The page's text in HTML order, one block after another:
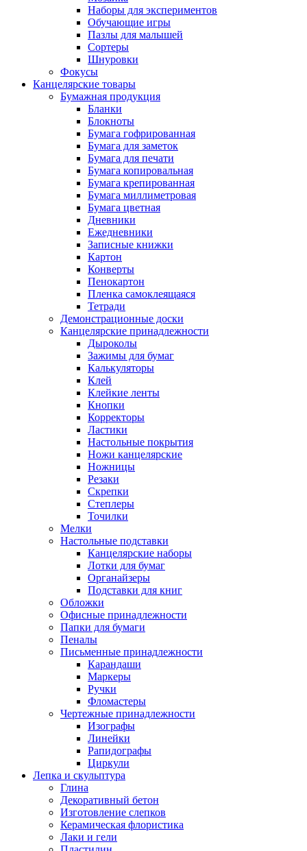
Наборы для экспериментов
Обучающие игры
Пазлы для малышей
Сортеры
Шнуровки
Фокусы
Канцелярские товары
Бумажная продукция
Бланки
Блокноты
Бумага гофрированная
Бумага для заметок
Бумага для печати
Бумага копировальная
Бумага крепированная
Бумага миллиметровая
Бумага цветная
Дневники
Ежедневники
Записные книжки
Картон
Конверты
Пенокартон
Пленка самоклеящаяся
Тетради
Демонстрационные доски
Канцелярские принадлежности
Дыроколы
Зажимы для бумаг
Калькуляторы
Клей
Клейкие ленты
Кнопки
Корректоры
Ластики
Настольные покрытия
Ножи канцелярские
Ножницы
Резаки
Скрепки
Степлеры
Точилки
Мелки
Настольные подставки
Канцелярские наборы
Лотки для бумаг
Органайзеры
Подставки для книг
Обложки
Офисные принадлежности
Папки для бумаги
Пеналы
Письменные принадлежности
Карандаши
Маркеры
Ручки
Фломастеры
Чертежные принадлежности
Изографы
Линейки
Рапидографы
Циркули
Лепка и скульптура
Глина
Декоративный бетон
Изготовление слепков
Керамическая флористика
Лаки и гели